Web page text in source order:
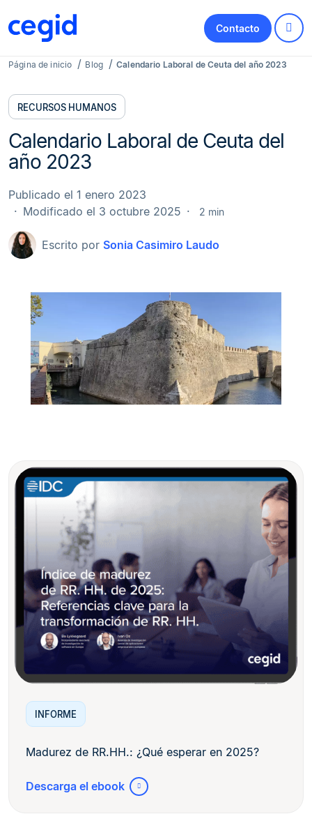
Contacto
Página de inicio Blog Calendario Laboral de Ceuta del año 2023
RECURSOS HUMANOS
Calendario Laboral de Ceuta del
año 2023
Escrito por Sonia Casimiro Laudo
Publicado el 1 enero 2023
Modificado el 3 octubre 2025
2 min
INFORME
Madurez de RR.HH.: ¿Qué esperar en 2025?
Descarga el ebook